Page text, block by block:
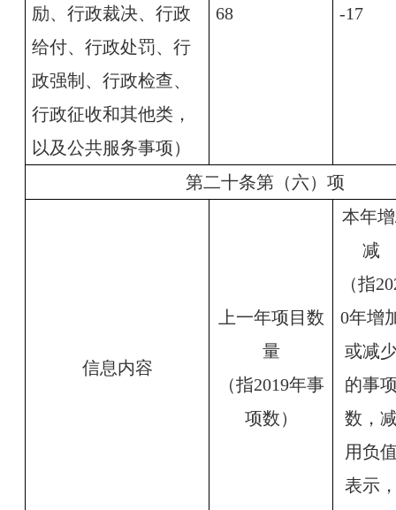
励、行政裁决、行政
给付、行政处罚、行
政强制、行政检查、
行政征收和其他类，
以及公共服务事项）
68 -17
第二十条第（六）项
信息内容
上一年项目数
量
（指2019年事
项数）
本年
减
（指
0年增
或减
的事
数，
用负
表示